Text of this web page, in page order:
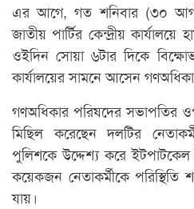
এর আগে, গত শনিবার (৩০
জাতীয় পার্টির কেন্দ্রীয়
ওইদিন সোয়া ৬টার দিকে
কার্যালয়ের সামনে আসেন
গণঅধিকার পরিষদের সভাপতির
মিছিল করেছেন দলটির
পুলিশকে উদ্দেশ্য করে
কয়েকজন নেতাকর্মীকে পরিস্থিতি
যায়।